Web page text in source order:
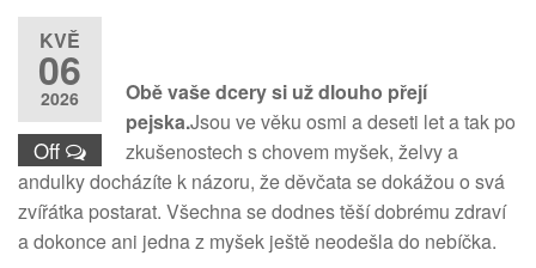
KVĚ
06
2026
Off
Obě vaše dcery si už dlouho přejí
pejska.Jsou ve věku osmi a deseti let a tak po
zkušenostech s chovem myšek, želvy a
andulky docházíte k názoru, že děvčata se dokážou o svá
zvířátka postarat. Všechna se dodnes těší dobrému zdraví
a dokonce ani jedna z myšek ještě neodešla do nebíčka.